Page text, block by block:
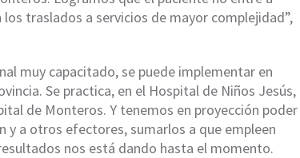
traslados a servicios de mayor complejidad”,
muy capacitado, se puede implementar en
Se practica, en el Hospital de Niños Jesús,
de Monteros. Y tenemos en proyección poder
y a otros efectores, sumarlos a que empleen
nos está dando hasta el momento.